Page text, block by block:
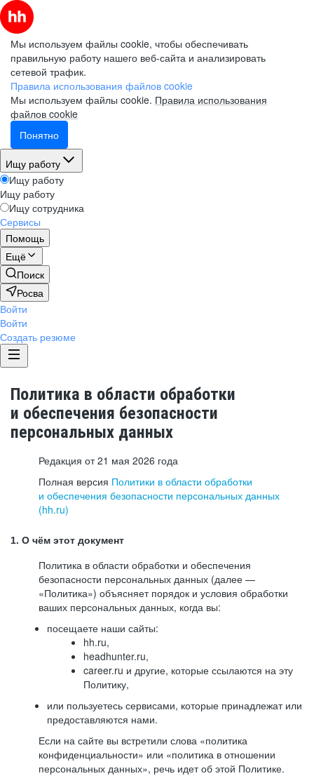
Мы используем файлы cookie, чтобы обеспечивать
правильную работу нашего веб-сайта и анализировать
сетевой трафик.
Правила использования файлов cookie
Мы используем файлы cookie. Правила использования
файлов cookie
Понятно
Ищу работу
Ищу работу
Ищу работу
Ищу сотрудника
Сервисы
Помощь
Ещё
Поиск
Росва
Войти
Войти
Создать резюме
Политика в области обработки
и обеспечения безопасности
персональных данных
Редакция от 21 мая 2026 года
Полная версия Политики в области обработки
и обеспечения безопасности персональных данных
(hh.ru)
1. О чём этот документ
Политика в области обработки и обеспечения
безопасности персональных данных (далее —
«Политика») объясняет порядок и условия обработки
ваших персональных данных, когда вы:
посещаете наши сайты:
hh.ru,
headhunter.ru,
career.ru и другие, которые ссылаются на эту
Политику,
или пользуетесь сервисами, которые принадлежат или
предоставляются нами.
Если на сайте вы встретили слова «политика
конфиденциальности» или «политика в отношении
персональных данных», речь идет об этой Политике.